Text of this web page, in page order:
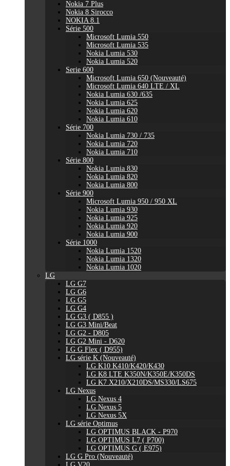
Nokia 7 Plus
Nokia 8 Sirocco
NOKIA 8.1
Série 500
Microsoft Lumia 550
Microsoft Lumia 535
Nokia Lumia 530
Nokia Lumia 520
Serie 600
Microsoft Lumia 650 (Nouveauté)
Microsoft Lumia 640 LTE / XL
Nokia Lumia 630 /635
Nokia Lumia 625
Nokia Lumia 620
Nokia Lumia 610
Série 700
Nokia Lumia 730 / 735
Nokia Lumia 720
Nokia Lumia 710
Série 800
Nokia Lumia 830
Nokia Lumia 820
Nokia Lumia 800
Série 900
Microsoft Lumia 950 / 950 XL
Nokia Lumia 930
Nokia Lumia 925
Nokia Lumia 920
Nokia Lumia 900
Série 1000
Nokia Lumia 1520
Nokia Lumia 1320
Nokia Lumia 1020
LG
LG G7
LG G6
LG G5
LG G4
LG G3 ( D855 )
LG G3 Mini/Beat
LG G2 - D805
LG G2 Mini - D620
LG G Flex ( D955)
LG série K (Nouveauté)
LG K10 K410/K420/K430
LG K8 LTE K350N/K350E/K350DS
LG K7 X210/X210DS/MS330/LS675
LG Nexus
LG Nexus 4
LG Nexus 5
LG Nexus 5X
LG série Optimus
LG OPTIMUS BLACK - P970
LG OPTIMUS L7 ( P700)
LG OPTIMUS G ( E975)
LG G Pro (Nouveauté)